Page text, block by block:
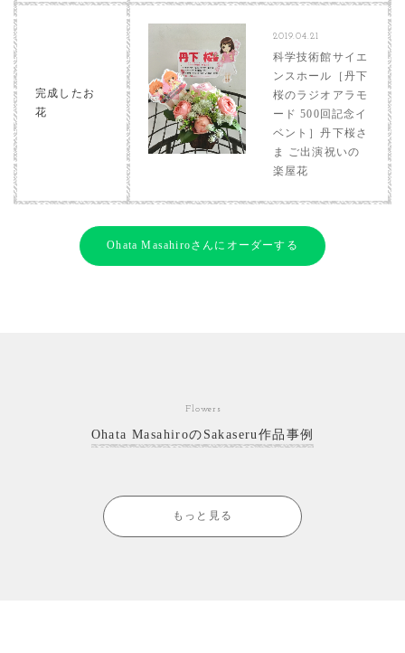
完成したお
花
2019.04.21
科学技術館サイエ
ンスホール［丹下
桜のラジオアラモ
ード 500回記念イ
ベント］丹下桜さ
ま ご出演祝いの
楽屋花
Ohata Masahiroさんにオーダーする
Flowers
Ohata MasahiroのSakaseru作品事例
もっと見る